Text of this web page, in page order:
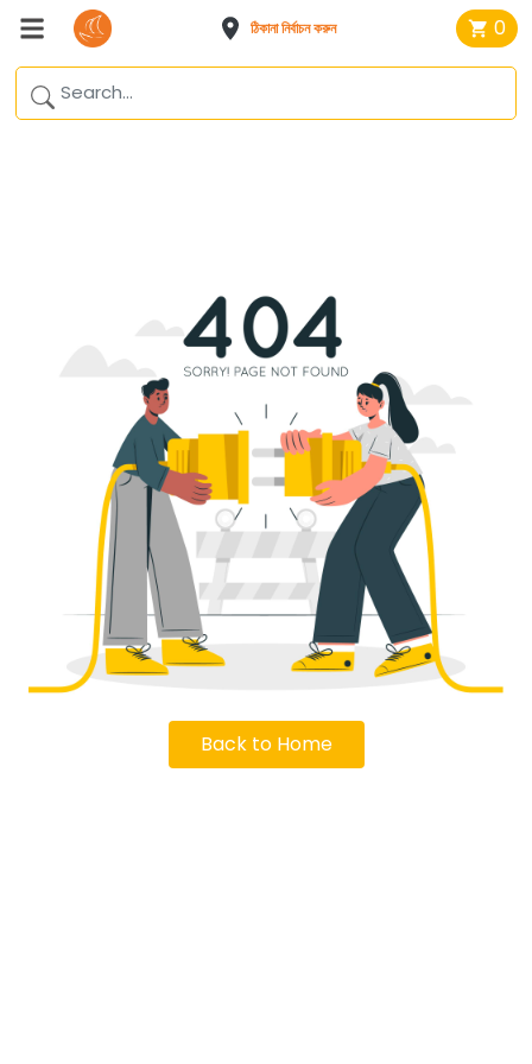
ঠিকানা নির্বাচন করুন 0
Back to Home